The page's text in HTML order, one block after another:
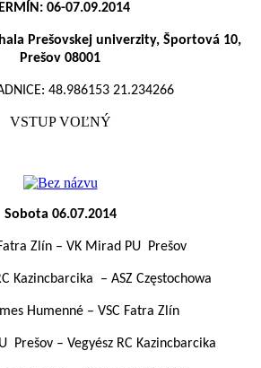
06-07.09.2014
Prešovskej univerzity, Športová 10,
Prešov 08001
48.986153 21.234266
VSTUP VOĽNÝ
Sobota 06.07.2014
Zlín – VK Mirad PU Prešov
Kazincbarcika – ASZ Częstochowa
Humenné – VSC Fatra Zlín
Prešov – Vegyész RC Kazincbarcika